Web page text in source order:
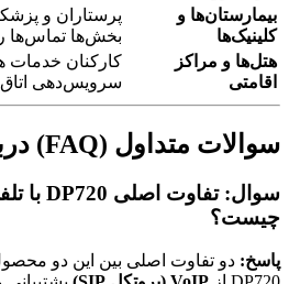
بیمارستان‌ها و
کلینیک‌ها
پرستاران و
بخش‌ها تماس‌ها
هتل‌ها و مراکز
اقامتی
کارکنان خدمات
سرویس‌دهی
سوالات متداول (FAQ) درباره DP720
چیست؟
پاسخ: دو تفاوت اصلی بین این دو